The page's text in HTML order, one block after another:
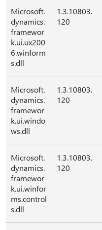
Microsoft.
dynamics.
framewor
k.ui.ux200
6.winform
s.dll
1.3.10803.
120
Microsoft.
dynamics.
framewor
k.ui.windo
ws.dll
1.3.10803.
120
Microsoft.
dynamics.
framewor
k.ui.winfor
ms.control
s.dll
1.3.10803.
120